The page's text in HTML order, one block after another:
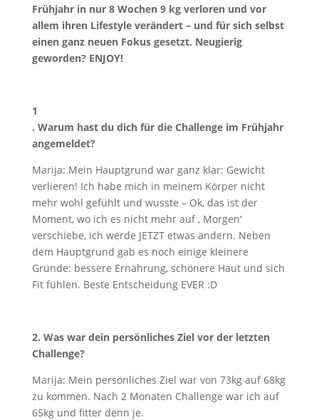
Frühjahr in nur 8 Wochen 9 kg verloren und vor
allem ihren Lifestyle verändert – und für sich selbst
einen ganz neuen Fokus gesetzt. Neugierig
geworden? ENJOY!
1
. Warum hast du dich für die Challenge im Frühjahr
angemeldet?
Marija: Mein Hauptgrund war ganz klar: Gewicht
verlieren! Ich habe mich in meinem Körper nicht
mehr wohl gefühlt und wusste – Ok, das ist der
Moment, wo ich es nicht mehr auf ‚ Morgen‘
verschiebe, ich werde JETZT etwas ändern. Neben
dem Hauptgrund gab es noch einige kleinere
Gründe: bessere Ernährung, schönere Haut und sich
Fit fühlen. Beste Entscheidung EVER :D
2. Was war dein persönliches Ziel vor der letzten
Challenge?
Marija: Mein persönliches Ziel war von 73kg auf 68kg
zu kommen. Nach 2 Monaten Challenge war ich auf
65kg und fitter denn je.